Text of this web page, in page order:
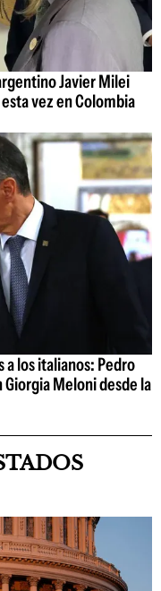
Javier Milei
vez en Colombia
a los italianos: Pedro
Meloni desde la